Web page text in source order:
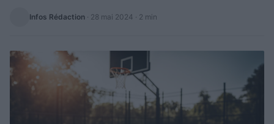
Infos Rédaction · 28 mai 2024 · 2 min